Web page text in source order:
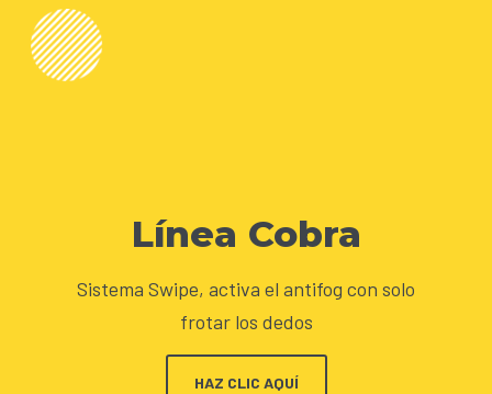
Línea Cobra
Sistema Swipe, activa el antifog con solo
frotar los dedos
HAZ CLIC AQUÍ